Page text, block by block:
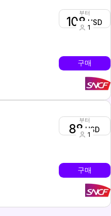
부터
108 USD
1
구매
부터
88USD
1
구매